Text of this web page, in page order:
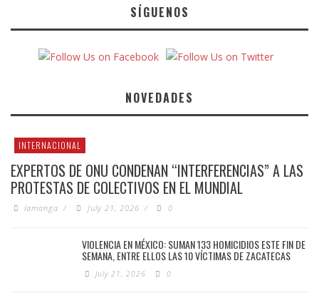
SÍGUENOS
NOVEDADES
INTERNACIONAL
EXPERTOS DE ONU CONDENAN “INTERFERENCIAS” A LAS
PROTESTAS DE COLECTIVOS EN EL MUNDIAL
lamanga / July 21, 2026 / 0
VIOLENCIA EN MÉXICO: SUMAN 133 HOMICIDIOS ESTE FIN DE
SEMANA, ENTRE ELLOS LAS 10 VÍCTIMAS DE ZACATECAS
July 21, 2026 0